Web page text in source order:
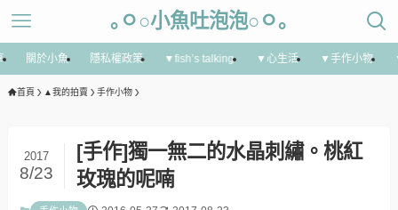
｡ㅇ○小魚吐泡泡○ㅇ｡
關於小魚 隱私權政策 ▼fish’s talking ▼心生活 ▼手作小物
首頁 ▲我的拍賣 手作小物
[手作]獨一無二的水晶刺繡。桃紅
玫瑰的呢喃
2017
8/23